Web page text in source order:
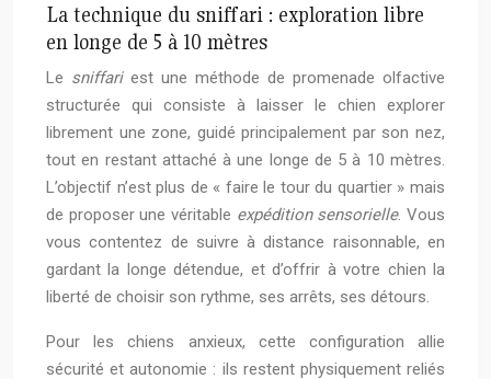
La technique du sniffari : exploration libre
en longe de 5 à 10 mètres
Le sniffariest une méthode de promenade olfactive
structurée qui consiste à laisser le chien explorer
librement une zone, guidé principalement par son nez,
tout en restant attaché à une longe de 5 à 10 mètres.
L’objectif n’est plus de « faire le tour du quartier » mais
de proposer une véritable expédition sensorielle. Vous
vous contentez de suivre à distance raisonnable, en
gardant la longe détendue, et d’offrir à votre chien la
liberté de choisir son rythme, ses arrêts, ses détours.
Pour les chiens anxieux, cette configuration allie
sécurité et autonomie : ils restent physiquement reliés